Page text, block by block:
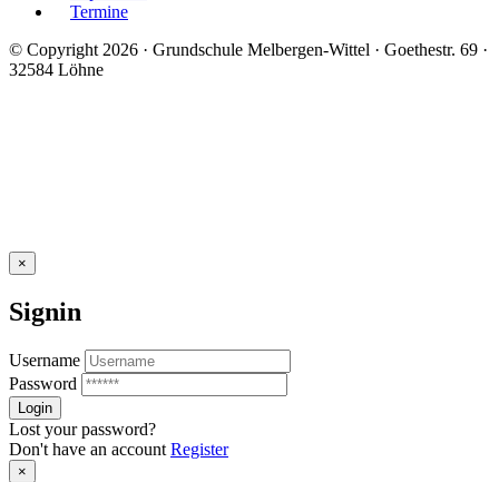
Termine
© Copyright 2026 · Grundschule Melbergen-Wittel · Goethestr. 69 ·
32584 Löhne
×
Signin
Username
Password
Lost your password?
Don't have an account Register
×